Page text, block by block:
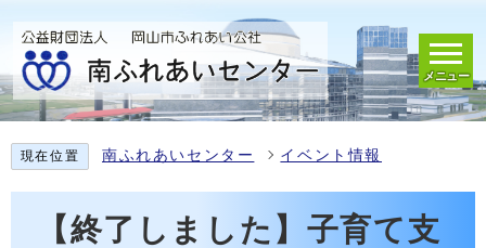
メニュー
現在位置 南ふれあいセンター イベント情報
【終了しました】子育て支